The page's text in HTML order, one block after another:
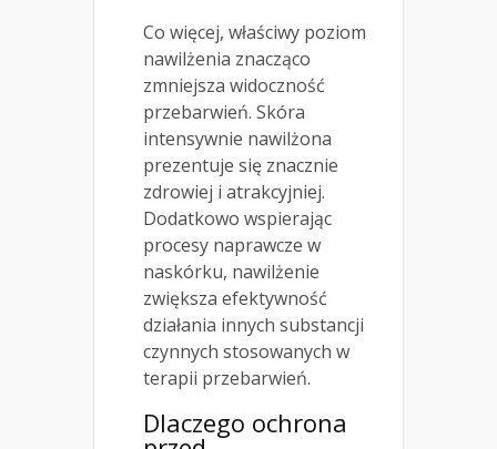
Co więcej, właściwy poziom
nawilżenia znacząco
zmniejsza widoczność
przebarwień. Skóra
intensywnie nawilżona
prezentuje się znacznie
zdrowiej i atrakcyjniej.
Dodatkowo wspierając
procesy naprawcze w
naskórku, nawilżenie
zwiększa efektywność
działania innych substancji
czynnych stosowanych w
terapii przebarwień.
Dlaczego ochrona